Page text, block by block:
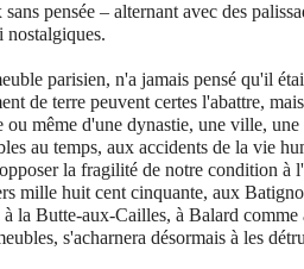
pensée – alternant avec des
nostalgiques.
parisien, n'a jamais pensé qu'il
de terre peuvent certes l'abattre,
même d'une dynastie, une ville, une
au temps, aux accidents de la vie
la fragilité de notre condition à
mille huit cent cinquante, aux
la Butte-aux-Cailles, à Balard comme
s'acharnera désormais à les